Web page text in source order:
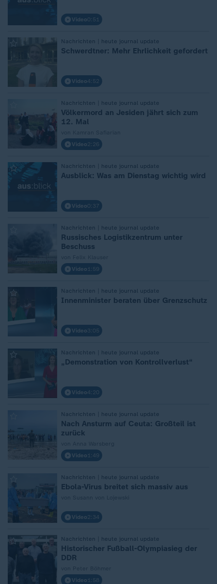
Video0:51
Nachrichten | heute journal update
Schwerdtner: Mehr Ehrlichkeit gefordert
Video4:52
Nachrichten | heute journal update
Völkermord an Jesiden jährt sich zum
12. Mal
Video2:26
Nachrichten | heute journal update
Ausblick: Was am Dienstag wichtig wird
Video0:37
Nachrichten | heute journal update
Russisches Logistikzentrum unter
Beschuss
Video 1:59
Nachrichten | heute journal update
Innenminister beraten über Grenzschutz
Video3:05
Nachrichten | heute journal update
„Demonstration von Kontrollverlust“
Video4:20
Nachrichten | heute journal update
Nach Ansturm auf Ceuta: Großteil ist
zurück
Video 1:49
Nachrichten | heute journal update
Ebola-Virus breitet sich massiv aus
Video2:34
Nachrichten | heute journal update
Historischer Fußball-Olympiasieg der
DDR
Video 1:58